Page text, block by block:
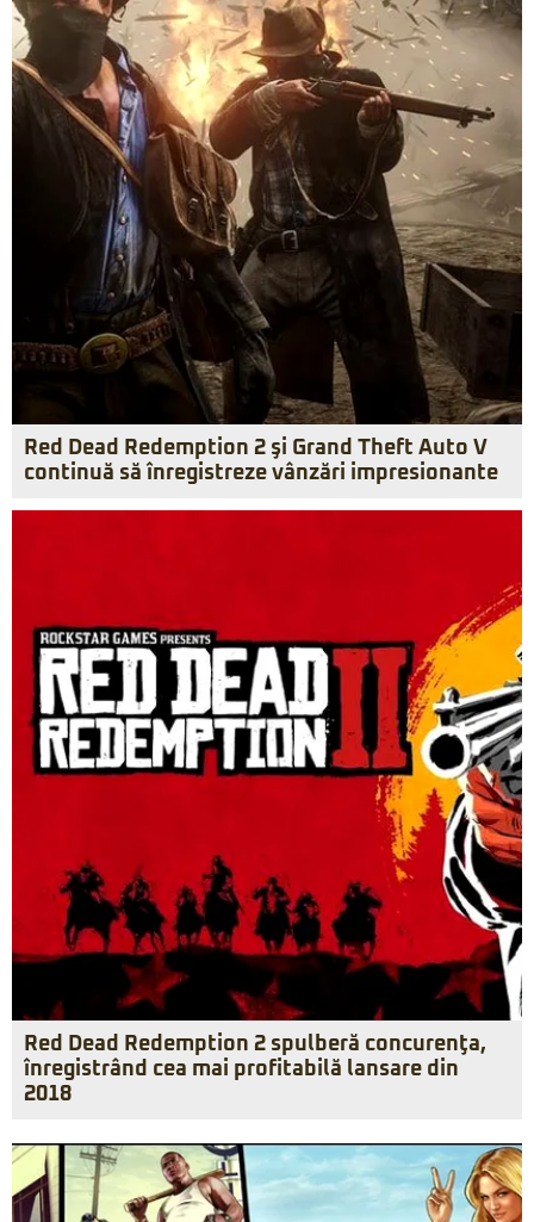
Red Dead Redemption 2 şi Grand Theft Auto V
continuă să înregistreze vânzări impresionante
Red Dead Redemption 2 spulberă concurenţa,
înregistrând cea mai profitabilă lansare din
2018